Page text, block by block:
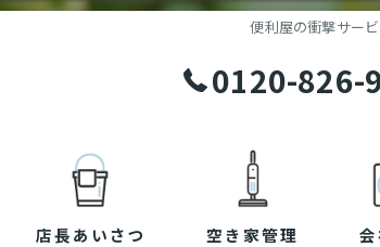
便利屋の衝撃サー
0120-826-
店長あいさつ 空き家管理